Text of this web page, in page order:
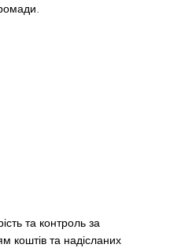
та контроль за
коштів та надісланих